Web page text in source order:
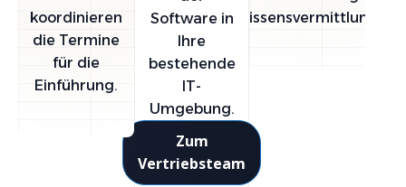
koordinieren
die Termine
für die
Einführung.
Software in
Ihre
bestehende
IT-
Umgebung.
Zum
Vertriebsteam
Wissensvermittlung.